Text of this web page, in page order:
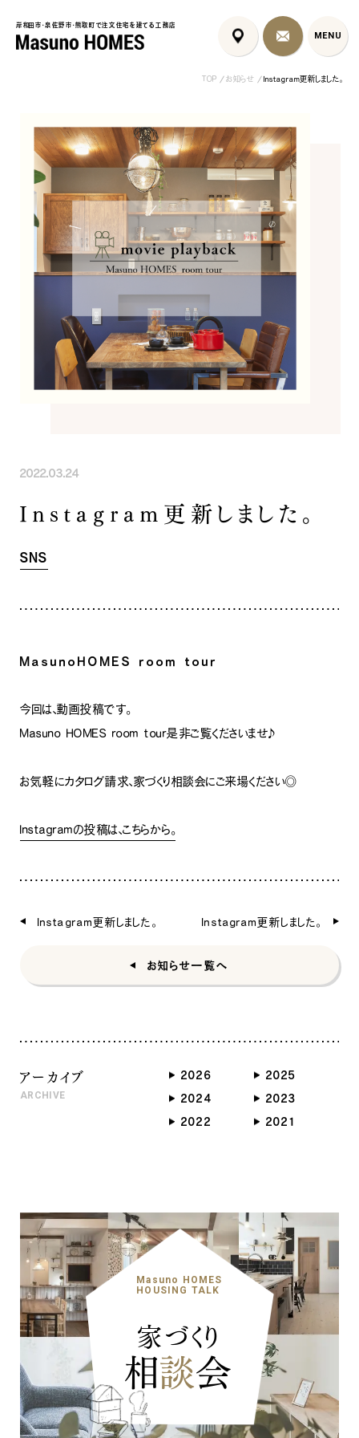
岸和田市・泉佐野市・熊取町で注文住宅を建てる工務店
MENU
MENU
岸和田市・泉佐野市・熊取町で注文住宅を建てる工務店
泉佐野市の北欧デザイン注文
住宅｜自然素材と...
泉佐野市の共働き夫婦向け注
フレンチカントリ
コンセプト
はじめに
家づくりの流れ
施工事例
暮らしのブック
リノベーション
ちょうどいい平屋暮らし
INFORMATION
お知らせ
COMPANY
お問い合わせ
SNS
TOP お知らせ Instagram更新しました。
2022.03.24
Instagram更新しました。
SNS
MasunoHOMES room tour
今回は、動画投稿です。
Masuno HOMES room tour是非ご覧くださいませ♪
お気軽にカタログ請求、家づくり相談会にご来場ください◎
Instagramの投稿は、こちらから。
Instagram更新しました。 Instagram更新しました。
お知らせ一覧へ
アーカイブ
ARCHIVE
2026
2025
2024
2023
2022
2021
Masuno HOMES
HOUSING TALK
家づくり
相談会